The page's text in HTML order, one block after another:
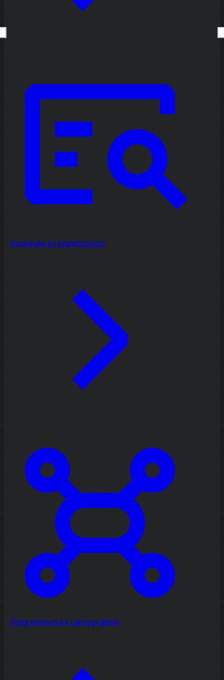
Stratégie et planification
Diagrammes et cartographie